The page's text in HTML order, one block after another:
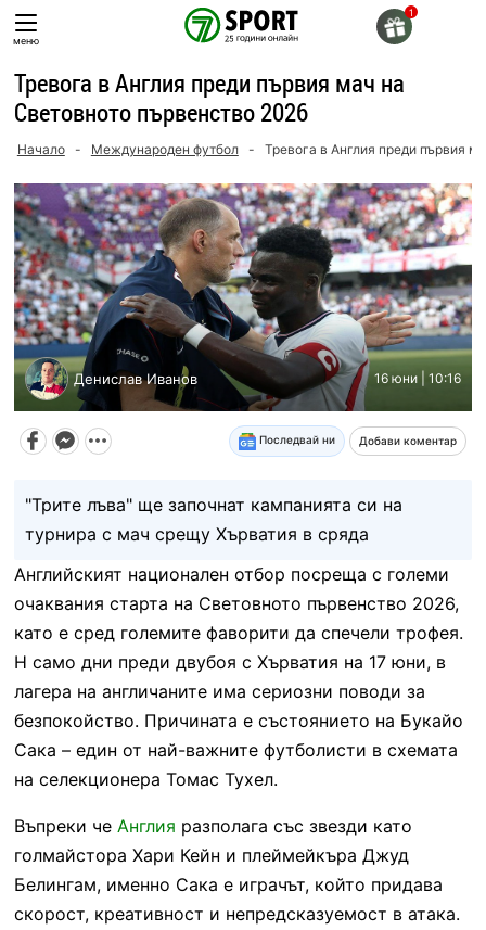
Skip
toменю
Тревога в Англия преди първия мач на
Световното първенство 2026
Начало - Международен футбол - Тревога в Англия преди първия
Денислав Иванов 16 юни | 10:16
Последвай ни Добави коментар
"Трите лъва" ще започнат кампанията си на
турнира с мач срещу Хърватия в сряда
Английският национален отбор посреща с големи
очаквания старта на Световното първенство 2026,
като е сред големите фаворити да спечели трофея.
Н само дни преди двубоя с Хърватия на 17 юни, в
лагера на англичаните има сериозни поводи за
безпокойство. Причината е състоянието на Букайо
Сака – един от най-важните футболисти в схемата
на селекционера Томас Тухел.
Въпреки че Англия разполага със звезди като
голмайстора Хари Кейн и плеймейкъра Джуд
Белингам, именно Сака е играчът, който придава
скорост, креативност и непредсказуемост в атака.